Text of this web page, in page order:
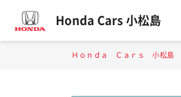
Honda Cars 小松島
Ｈｏｎｄａ Ｃａｒｓ 小松島